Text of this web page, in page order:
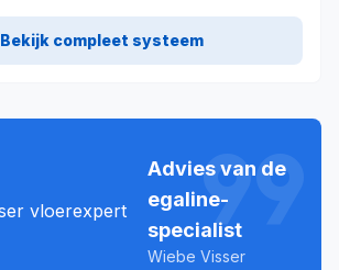
Bekijk compleet systeem
format_quote
Advies van de
egaline-
specialist
Wiebe Visser